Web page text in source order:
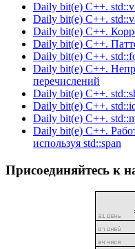
Daily bit(e) C++.
Daily bit(e) C++.
Daily bit(e) C++.
Daily bit(e) C++.
Daily bit(e) C++.
Daily bit(e) C++.
перечислений
Daily bit(e) C++.
Daily bit(e) C++.
Daily bit(e) C++.
Daily bit(e) C++.
используя std::span
Присоединяйтесь к